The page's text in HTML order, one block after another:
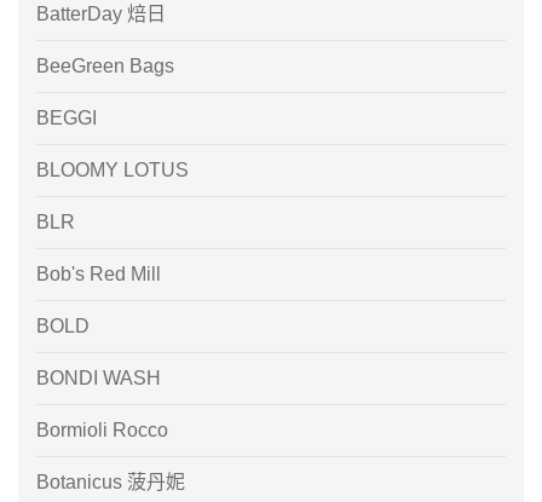
BatterDay 焙日
BeeGreen Bags
BEGGI
BLOOMY LOTUS
BLR
Bob's Red Mill
BOLD
BONDI WASH
Bormioli Rocco
Botanicus 菠丹妮